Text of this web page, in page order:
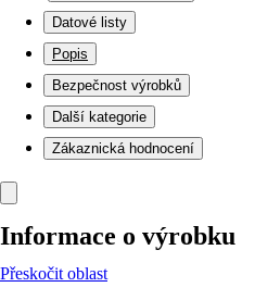
Datové listy
Popis
Bezpečnost výrobků
Další kategorie
Zákaznická hodnocení
Informace o výrobku
Přeskočit oblast